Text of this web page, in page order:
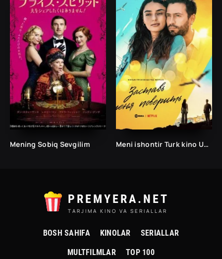
Mening Sobiq Sevgilim Meni ishontir Turk kino Uzbek tilida 2023 O'zbekcha tarjima HD skachat
PREMYERA.NET
TARJIMA KINO VA SERIALLAR
BOSH SAHIFA KINOLAR SERIALLAR
MULTFILMLAR TOP 100